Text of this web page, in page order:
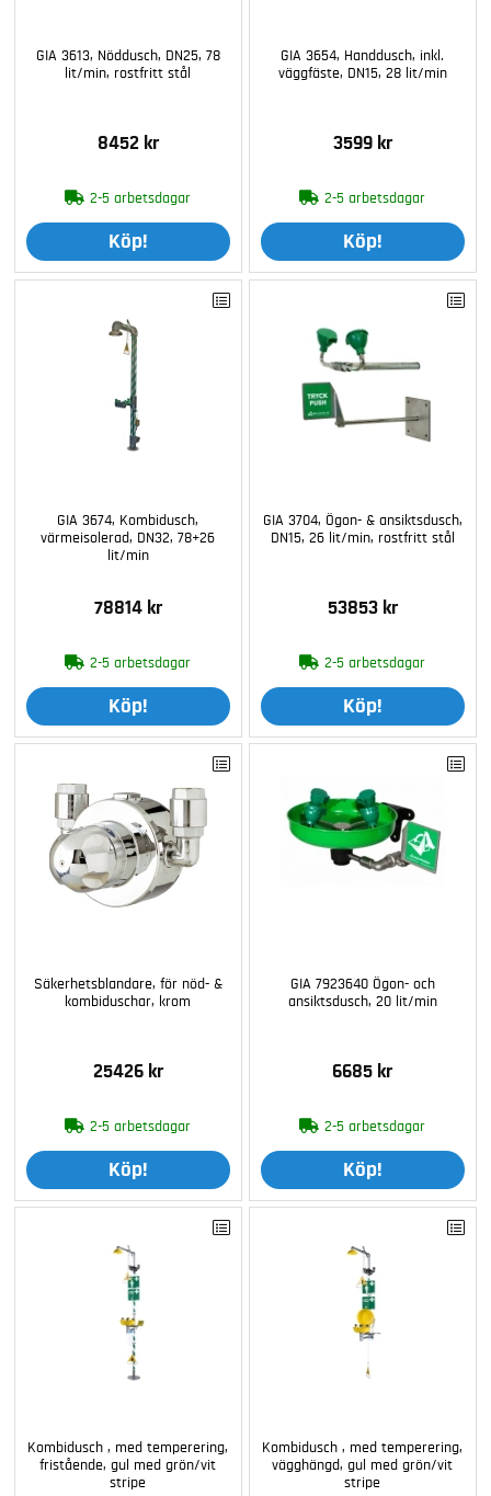
GIA 3613, Nöddusch, DN25, 78
lit/min, rostfritt stål
8452 kr
2-5 arbetsdagar
Köp!
GIA 3654, Handdusch, inkl.
väggfäste, DN15, 28 lit/min
3599 kr
2-5 arbetsdagar
Köp!
GIA 3674, Kombidusch,
värmeisolerad, DN32, 78+26
lit/min
78814 kr
2-5 arbetsdagar
Köp!
GIA 3704, Ögon- & ansiktsdusch,
DN15, 26 lit/min, rostfritt stål
53853 kr
2-5 arbetsdagar
Köp!
Säkerhetsblandare, för nöd- &
kombiduschar, krom
25426 kr
2-5 arbetsdagar
Köp!
GIA 7923640 Ögon- och
ansiktsdusch, 20 lit/min
6685 kr
2-5 arbetsdagar
Köp!
Kombidusch , med temperering,
fristående, gul med grön/vit
stripe
Kombidusch , med temperering,
vägghängd, gul med grön/vit
stripe